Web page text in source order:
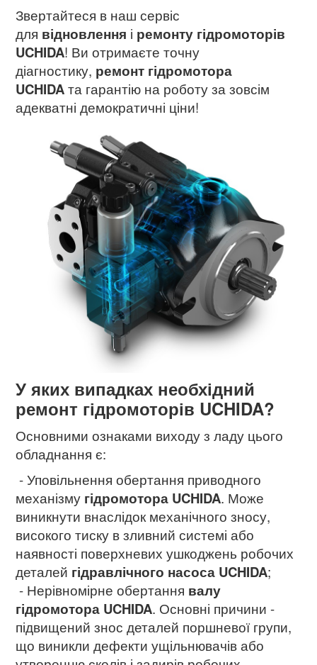
Звертайтеся в наш сервіс
для відновлення і ремонту гідромоторів
UCHIDA! Ви отримаєте точну
діагностику, ремонт гідромотора
UCHIDAта гарантію на роботу за зовсім
адекватні демократичні ціни!
У яких випадках необхідний
ремонт гідромоторів UCHIDA?
Основними ознаками виходу з ладу цього
обладнання є:
- Уповільнення обертання приводного
механізму гідромотора UCHIDA. Може
виникнути внаслідок механічного зносу,
високого тиску в зливний системі або
наявності поверхневих ушкоджень робочих
деталей гідравлічного насоса UCHIDA;
- Нерівномірне обертання валу
гідромотора UCHIDA. Основні причини -
підвищений знос деталей поршневої групи,
що виникли дефекти ущільнювачів або